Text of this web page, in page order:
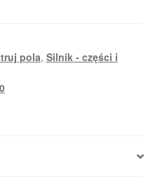
pola, Silnik - części i